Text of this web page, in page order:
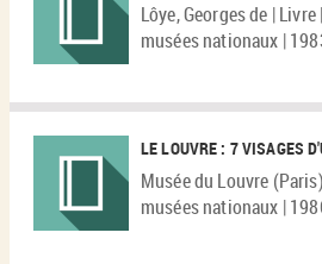
Lôye, Georges de |
musées nationaux |
LE LOUVRE : 7 VISAGES
Musée du Louvre
musées nationaux |